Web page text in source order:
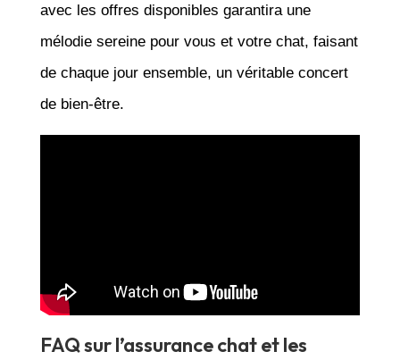
avec les offres disponibles garantira une
mélodie sereine pour vous et votre chat, faisant
de chaque jour ensemble, un véritable concert
de bien-être.
FAQ sur l’assurance chat et les